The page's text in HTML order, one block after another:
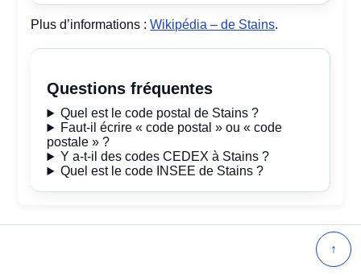
Plus d’informations :Wikipédia – de Stains.
Questions fréquentes
Quel est le code postal de Stains ?
Faut-il écrire « code postal » ou « code
postale » ?
Y a-t-il des codes CEDEX à Stains ?
Quel est le code INSEE de Stains ?
↑